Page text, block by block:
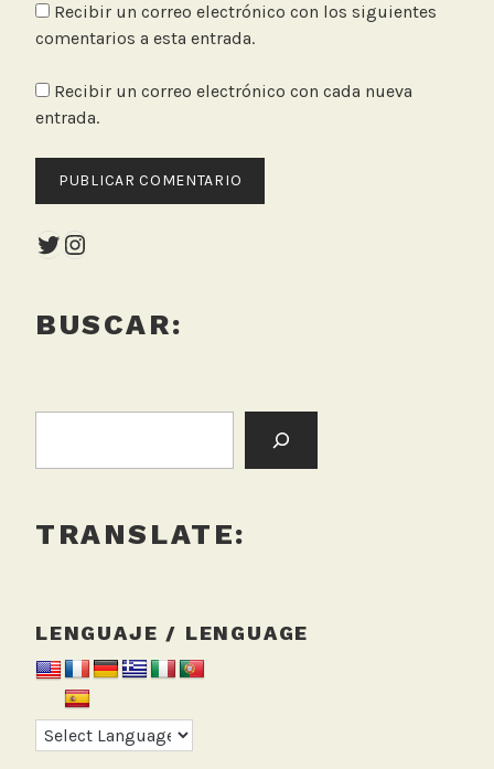
Recibir un correo electrónico con los siguientes
comentarios a esta entrada.
Recibir un correo electrónico con cada nueva
entrada.
Twitter
Instagram
BUSCAR:
TRANSLATE:
LENGUAJE / LENGUAGE